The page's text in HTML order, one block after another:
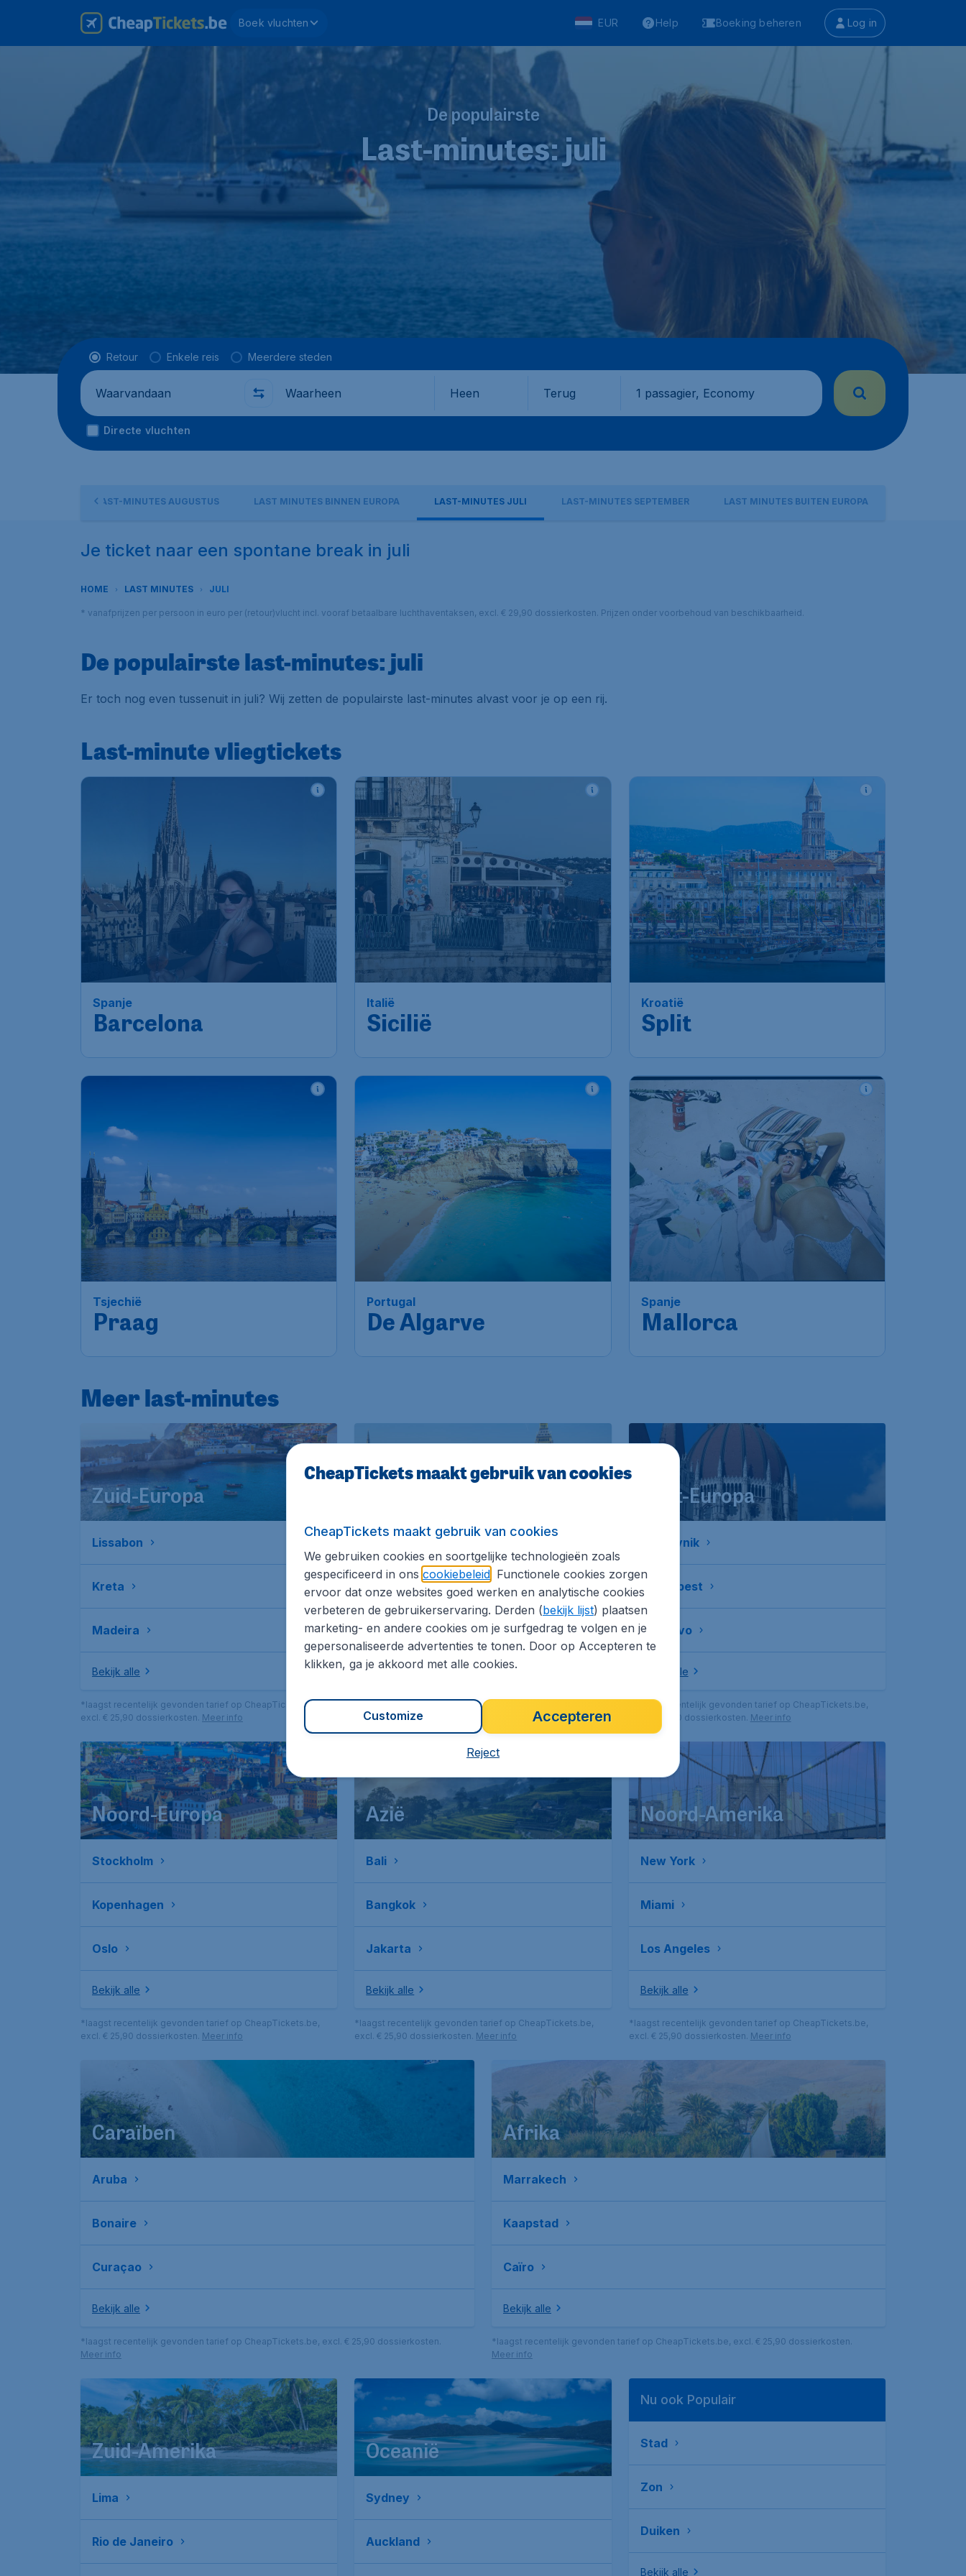
Boek vluchten EUR Help Boeking beheren Log in
De populairste
Last-minutes: juli
Vluchttype
Retour Enkele reis Meerdere steden
Waarvandaan Waarheen Heen Terug 1 passagier, Economy
Directe vluchten
LAST-MINUTES AUGUSTUS LAST MINUTES BINNEN EUROPA LAST-MINUTES JULI LAST-MINUTES SEPTEMBER LAST MINUTES BUITEN EUROPA
Je ticket naar een spontane break in juli
HOME LAST MINUTES JULI
* vanafprijzen per persoon in euro per (retour)vlucht incl. vooraf betaalbare luchthaventaksen, excl. € 29,90 dossierkosten. Prijzen onder voorbehoud van beschikbaarheid.
De populairste last-minutes: juli
Er toch nog even tussenuit in juli? Wij zetten de populairste last-minutes alvast voor je op een rij.
Last-minute vliegtickets
Spanje
Barcelona
Italië
Sicilië
Kroatië
Split
Tsjechië
Praag
Portugal
De Algarve
Spanje
Mallorca
Meer last-minutes
Zuid-Europa
Lissabon
Kreta
Madeira
Bekijk alle
*laagst recentelijk gevonden tarief op CheapTickets.be,
excl. € 25,90 dossierkosten. Meer info
Dublin
Edinburgh
Bekijk alle
*laagst recentelijk gevonden tarief op CheapTickets.be,
excl. € 25,90 dossierkosten.
Oost-Europa
Dubrovnik
Boedapest
Sarajevo
Bekijk alle
*laagst recentelijk gevonden tarief op CheapTickets.be,
excl. € 25,90 dossierkosten. Meer info
Noord-Europa
Stockholm
Kopenhagen
Oslo
Bekijk alle
*laagst recentelijk gevonden tarief op CheapTickets.be,
excl. € 25,90 dossierkosten. Meer info
Azië
Bali
Bangkok
Jakarta
Bekijk alle
*laagst recentelijk gevonden tarief op CheapTickets.be,
excl. € 25,90 dossierkosten. Meer info
Noord-Amerika
New York
Miami
Los Angeles
Bekijk alle
*laagst recentelijk gevonden tarief op CheapTickets.be,
excl. € 25,90 dossierkosten. Meer info
Caraïben
Aruba
Bonaire
Curaçao
Bekijk alle
*laagst recentelijk gevonden tarief op CheapTickets.be, excl. € 25,90 dossierkosten.
Meer info
Afrika
Marrakech
Kaapstad
Caïro
Bekijk alle
*laagst recentelijk gevonden tarief op CheapTickets.be, excl. € 25,90 dossierkosten.
Meer info
Zuid-Amerika
Lima
Rio de Janeiro
Oceanië
Sydney
Auckland
Nu ook Populair
Stad
Zon
Duiken
Bekijk alle
CheapTickets maakt gebruik van cookies
CheapTickets maakt gebruik van cookies
We gebruiken cookies en soortgelijke technologieën zoals
gespecificeerd in ons cookiebeleid. Functionele cookies zorgen
ervoor dat onze websites goed werken en analytische cookies
verbeteren de gebruikerservaring. Derden (bekijk lijst) plaatsen
marketing- en andere cookies om je surfgedrag te volgen en je
gepersonaliseerde advertenties te tonen. Door op Accepteren te
klikken, ga je akkoord met alle cookies.
Accepteren
Customize
Reject